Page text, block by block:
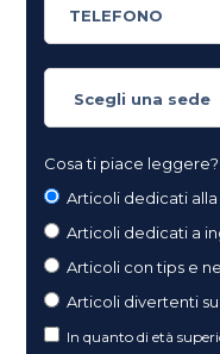
Cosa ti piace leggere?
Articoli dedicati
Articoli dedicati a
Articoli con tips e
Articoli divertenti
In quanto di età